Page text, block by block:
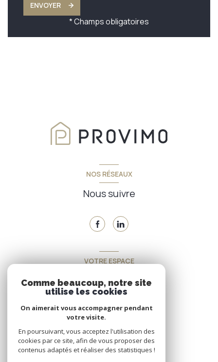
ENVOYER
* Champs obligatoires
NOS RÉSEAUX
Nous suivre
VOTRE ESPACE
Espace propriétaire
SE CONNECTER
Comme beaucoup, notre site
utilise les cookies
On aimerait vous accompagner pendant
votre visite.
En poursuivant, vous acceptez l'utilisation des
cookies par ce site, afin de vous proposer des
contenus adaptés et réaliser des statistiques !